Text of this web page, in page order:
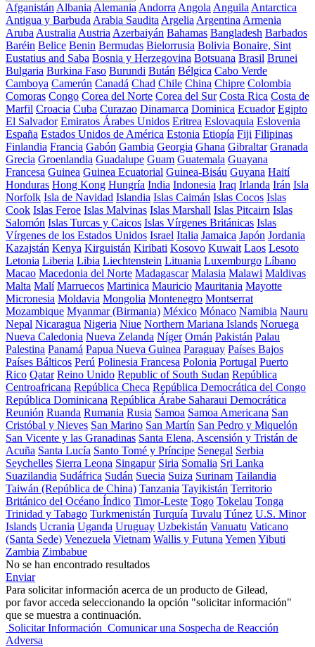
Afganistán Albania Alemania Andorra Angola Anguila Antarctica
Antigua y Barbuda Arabia Saudita Argelia Argentina Armenia
Aruba Australia Austria Azerbaiyán Bahamas Bangladesh Barbados
Baréin Belice Benin Bermudas Bielorrusia Bolivia Bonaire, Sint
Eustatius and Saba Bosnia y Herzegovina Botsuana Brasil Brunei
Bulgaria Burkina Faso Burundi Bután Bélgica Cabo Verde
Camboya Camerún Canadá Chad Chile China Chipre Colombia
Comoras Congo Corea del Norte Corea del Sur Costa Rica Costa de
Marfil Croacia Cuba Curazao Dinamarca Dominica Ecuador Egipto
El Salvador Emiratos Árabes Unidos Eritrea Eslovaquia Eslovenia
España Estados Unidos de América Estonia Etiopía Fiji Filipinas
Finlandia Francia Gabón Gambia Georgia Ghana Gibraltar Granada
Grecia Groenlandia Guadalupe Guam Guatemala Guayana
Francesa Guinea Guinea Ecuatorial Guinea-Bisáu Guyana Haití
Honduras Hong Kong Hungría India Indonesia Iraq Irlanda Irán Isla
Norfolk Isla de Navidad Islandia Islas Caimán Islas Cocos Islas
Cook Islas Feroe Islas Malvinas Islas Marshall Islas Pitcairn Islas
Salomón Islas Turcas y Caicos Islas Vírgenes Británicas Islas
Vírgenes de los Estados Unidos Israel Italia Jamaica Japón Jordania
Kazajstán Kenya Kirguistán Kiribati Kosovo Kuwait Laos Lesoto
Letonia Liberia Libia Liechtenstein Lituania Luxemburgo Líbano
Macao Macedonia del Norte Madagascar Malasia Malawi Maldivas
Malta Malí Marruecos Martinica Mauricio Mauritania Mayotte
Micronesia Moldavia Mongolia Montenegro Montserrat
Mozambique Myanmar (Birmania) México Mónaco Namibia Nauru
Nepal Nicaragua Nigeria Niue Northern Mariana Islands Noruega
Nueva Caledonia Nueva Zelanda Níger Omán Pakistán Palau
Palestina Panamá Papua Nueva Guinea Paraguay Países Bajos
Países Bálticos Perú Polinesia Francesa Polonia Portugal Puerto
Rico Qatar Reino Unido Republic of South Sudan República
Centroafricana República Checa República Democrática del Congo
República Dominicana República Árabe Saharaui Democrática
Reunión Ruanda Rumania Rusia Samoa Samoa Americana San
Cristóbal y Nieves San Marino San Martín San Pedro y Miquelón
San Vicente y las Granadinas Santa Elena, Ascensión y Tristán de
Acuña Santa Lucía Santo Tomé y Príncipe Senegal Serbia
Seychelles Sierra Leona Singapur Siria Somalia Sri Lanka
Suazilandia Sudáfrica Sudán Suecia Suiza Surinam Tailandia
Taiwán (República de China) Tanzania Tayikistán Territorio
Británico del Océano Índico Timor-Leste Togo Tokelau Tonga
Trinidad y Tabago Turkmenistán Turquía Tuvalu Túnez U.S. Minor
Islands Ucrania Uganda Uruguay Uzbekistán Vanuatu Vaticano
(Santa Sede) Venezuela Vietnam Wallis y Futuna Yemen Yibuti
Zambia Zimbabue
No se han encontrado resultados
Enviar
Para solicitar información acerca de un producto de Gilead,
por favor acceda seleccionando la opción "solicitar información"
que se muestra a continuación.
Solicitar Información Comunicar una Sospecha de Reacción
Adversa